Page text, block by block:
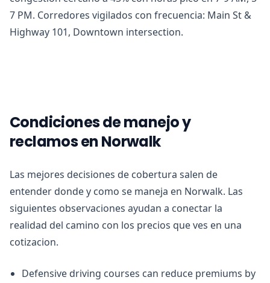
7 PM. Corredores vigilados con frecuencia: Main St &
Highway 101, Downtown intersection.
Condiciones de manejo y
reclamos en Norwalk
Las mejores decisiones de cobertura salen de
entender donde y como se maneja en Norwalk. Las
siguientes observaciones ayudan a conectar la
realidad del camino con los precios que ves en una
cotizacion.
Defensive driving courses can reduce premiums by